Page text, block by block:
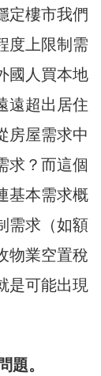
定樓市我們
度上限制需
國人買本地
遠超出居住
房屋需求中
求？而這個
基本需求概
需求（如額
物業空置稅
是可能出現
題。